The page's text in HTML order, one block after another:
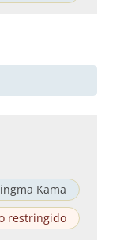
Kama
restringido